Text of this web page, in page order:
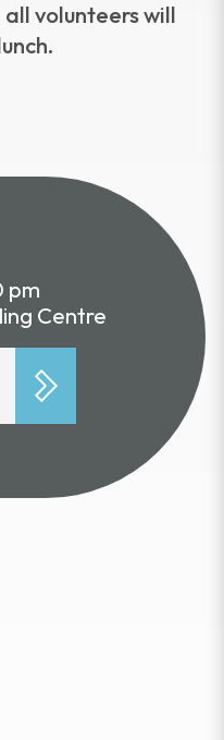
volunteers will
pm
Centre